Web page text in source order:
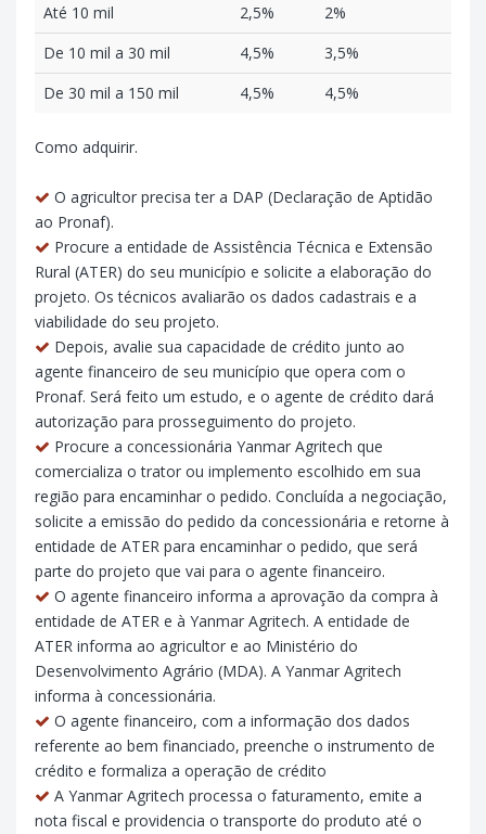
Até 10 mil
2,5%
2%
De 10 mil a 30 mil
4,5%
3,5%
De 30 mil a 150 mil
4,5% 4,5%
Como adquirir.
O agricultor precisa ter a DAP (Declaração de Aptidão
ao Pronaf).
Procure a entidade de Assistência Técnica e Extensão
Rural (ATER) do seu município e solicite a elaboração do
projeto. Os técnicos avaliarão os dados cadastrais e a
viabilidade do seu projeto.
Depois, avalie sua capacidade de crédito junto ao
agente financeiro de seu município que opera com o
Pronaf. Será feito um estudo, e o agente de crédito dará
autorização para prosseguimento do projeto.
Procure a concessionária Yanmar Agritech que
comercializa o trator ou implemento escolhido em sua
região para encaminhar o pedido. Concluída a negociação,
solicite a emissão do pedido da concessionária e retorne à
entidade de ATER para encaminhar o pedido, que será
parte do projeto que vai para o agente financeiro.
O agente financeiro informa a aprovação da compra à
entidade de ATER e à Yanmar Agritech. A entidade de
ATER informa ao agricultor e ao Ministério do
Desenvolvimento Agrário (MDA). A Yanmar Agritech
informa à concessionária.
O agente financeiro, com a informação dos dados
referente ao bem financiado, preenche o instrumento de
crédito e formaliza a operação de crédito
A Yanmar Agritech processa o faturamento, emite a
nota fiscal e providencia o transporte do produto até o